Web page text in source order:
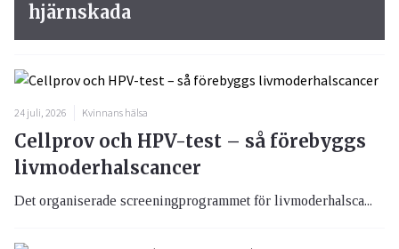
24 juli, 2026 Kvinnans hälsa
Cellprov och HPV-test – så förebyggs
livmoderhalscancer
Det organiserade screeningprogrammet för livmoderhalsca...
hjärnskada